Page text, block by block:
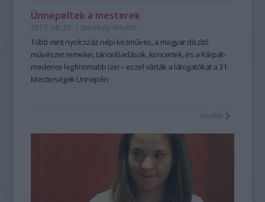
Ünnepeltek a mesterek
2017. 08. 21. | Szentkuty Nikolett
Több mint nyolcszáz népi kézműves, a magyar díszítő
művészet remekei, táncelőadások, koncertek, és a Kárpát-
medence legfinomabb ízei – ezzel várták a látogatókat a 31.
Mesterségek Ünnepén.
tovább